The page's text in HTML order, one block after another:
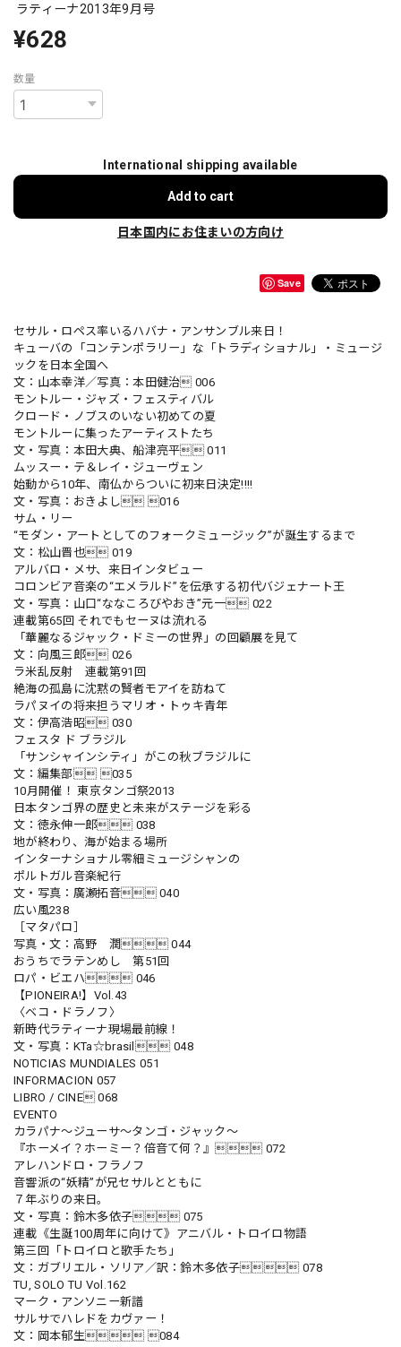
ラティーナ2013年9月号
¥628
数量
International shipping available
Add to cart
日本国内にお住まいの方向け
Save
セサル・ロペス率いるハバナ・アンサンブル来日！
キューバの「コンテンポラリー」な「トラディショナル」・ミュージ
ックを日本全国へ
文：山本幸洋／写真：本田健治 006
モントルー・ジャズ・フェスティバル
クロード・ノブスのいない初めての夏
モントルーに集ったアーティストたち
文・写真：本田大典、船津亮平 011
ムッスー・テ＆レイ・ジューヴェン
始動から10年、南仏からついに初来日決定!!!!
文・写真：おきよし 016
サム・リー
“モダン・アートとしてのフォークミュージック”が誕生するまで
文：松山晋也 019
アルバロ・メサ、来日インタビュー
コロンビア音楽の“エメラルド”を伝承する初代バジェナート王
文・写真：山口“ななころびやおき”元一 022
連載第65回 それでもセーヌは流れる
「華麗なるジャック・ドミーの世界」の回顧展を見て
文：向風三郎 026
ラ米乱反射 連載第91回
絶海の孤島に沈黙の賢者モアイを訪ねて
ラパヌイの将来担うマリオ・トゥキ青年
文：伊高浩昭 030
フェスタ ド ブラジル
「サンシャインシティ」がこの秋ブラジルに
文：編集部 035
10月開催！ 東京タンゴ祭2013
日本タンゴ界の歴史と未来がステージを彩る
文：徳永伸一郎 038
地が終わり、海が始まる場所
インターナショナル零細ミュージシャンの
ポルトガル音楽紀行
文・写真：廣瀬拓音 040
広い風238
［マタパロ］
写真・文：高野 潤 044
おうちでラテンめし 第51回
ロパ・ビエハ 046
【PIONEIRA!】Vol.43
〈ベコ・ドラノフ〉
新時代ラティーナ現場最前線！
文・写真：KTa☆brasil 048
NOTICIAS MUNDIALES 051
INFORMACION 057
LIBRO / CINE 068
EVENTO
カラパナ〜ジューサ〜タンゴ・ジャック〜
『ホーメイ？ホーミー？倍音て何？』 072
アレハンドロ・フラノフ
音響派の“妖精”が兄セサルとともに
７年ぶりの来日。
文・写真：鈴木多依子 075
連載《生誕100周年に向けて》アニバル・トロイロ物語
第三回「トロイロと歌手たち」
文：ガブリエル・ソリア／訳：鈴木多依子 078
TU, SOLO TU Vol.162
マーク・アンソニー新譜
サルサでハレドをカヴァー！
文：岡本郁生 084